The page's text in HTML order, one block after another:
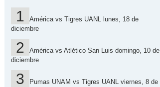
América vs Tigres UANL lunes, 18 de
diciembre
América vs Atlético San Luis domingo, 10 de
diciembre
Pumas UNAM vs Tigres UANL viernes, 8 de